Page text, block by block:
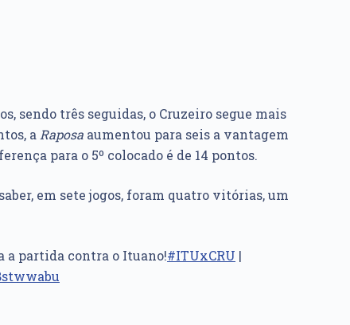
sendo três seguidas, o Cruzeiro segue mais
a Raposa aumentou para seis a vantagem
para o 5º colocado é de 14 pontos.
em sete jogos, foram quatro vitórias, um
a partida contra o Ituano!#ITUxCRU |